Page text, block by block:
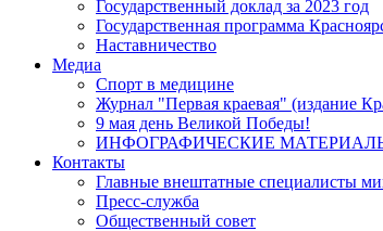
Государственный доклад за 2023 год
Государственная программа
Наставничество
Медиа
Спорт в медицине
Журнал "Первая краевая" (издание
9 мая день Великой Победы!
ИНФОГРАФИЧЕСКИЕ
Контакты
Главные внештатные специалисты
Пресс-служба
Общественный совет